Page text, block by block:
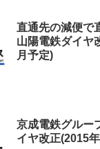
直通先の減便
山陽電鉄ダイヤ
月予定)
京成電鉄グルー
イヤ改正(2015